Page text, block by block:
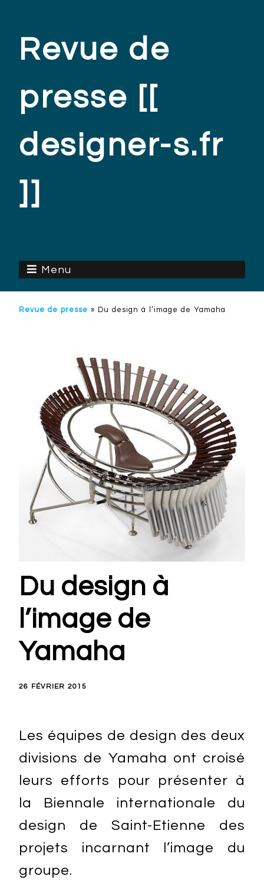
Revue de
presse [[
designer-s.fr
]]
Menu
Revue de presse » Du design à l’image de Yamaha
Du design à
l’image de
Yamaha
26 FÉVRIER 2015
Les équipes de design des deux
divisions de Yamaha ont croisé
leurs efforts pour présenter à
la Biennale internationale du
design de Saint-Etienne des
projets incarnant l’image du
groupe.